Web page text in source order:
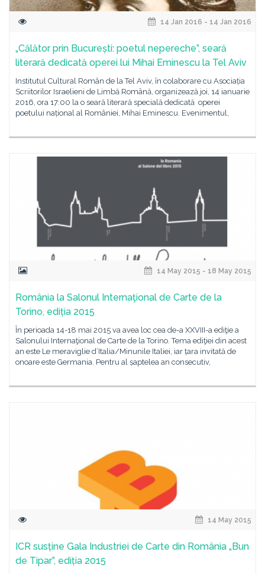
14 Jan 2016 - 14 Jan 2016
„Călător prin București: poetul nepereche”, seară
literară dedicată operei lui Mihai Eminescu la Tel Aviv
Institutul Cultural Român de la Tel Aviv, în colaborare cu Asociația
Scriitorilor Israelieni de Limbă Română, organizează joi, 14 ianuarie
2016, ora 17:00 la o seară literară specială dedicată operei
poetului național al României, Mihai Eminescu. Evenimentul,
14 May 2015 - 18 May 2015
România la Salonul Internaţional de Carte de la
Torino, ediția 2015
În perioada 14-18 mai 2015 va avea loc cea de-a XXVIII-a ediţie a
Salonului Internaţional de Carte de la Torino. Tema ediţiei din acest
an este Le meraviglie d’Italia/Minunile Italiei, iar țara invitată de
onoare este Germania. Pentru al șaptelea an consecutiv,
14 May 2015
ICR susține Gala Industriei de Carte din România „Bun
de Tipar”, ediția 2015